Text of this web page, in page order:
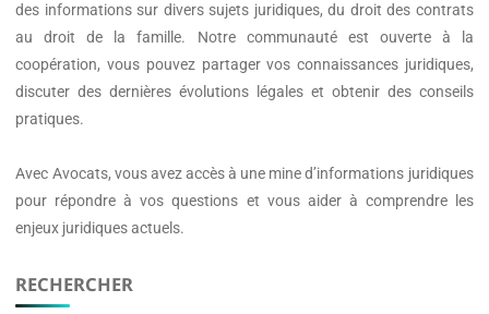
des informations sur divers sujets juridiques, du droit des contrats
au droit de la famille. Notre communauté est ouverte à la
coopération, vous pouvez partager vos connaissances juridiques,
discuter des dernières évolutions légales et obtenir des conseils
pratiques.
Avec Avocats, vous avez accès à une mine d’informations juridiques
pour répondre à vos questions et vous aider à comprendre les
enjeux juridiques actuels.
RECHERCHER